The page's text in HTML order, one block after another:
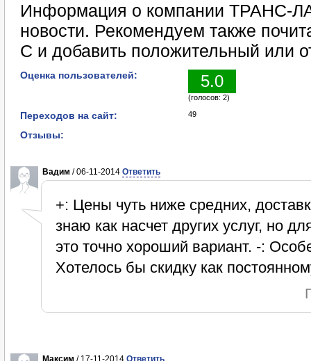
Информация о компании ТРАНС-
новости. Рекомендуем также
С и добавить положительный или
Оценка пользователей: 5.0
(голосов: 2)
Переходов на сайт: 49
Отзывы:
Вадим / 06-11-2014 Ответить
+: Цены чуть ниже средних,
знаю как насчет других услуг, но
это точно хороший вариант. -:
Хотелось бы скидку как
Максим / 17-11-2014 Ответить